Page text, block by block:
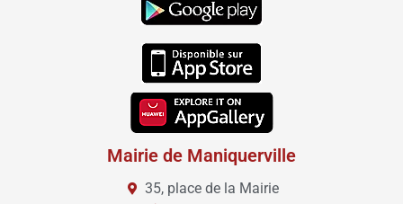
Mairie de Maniquerville
35, place de la Mairie